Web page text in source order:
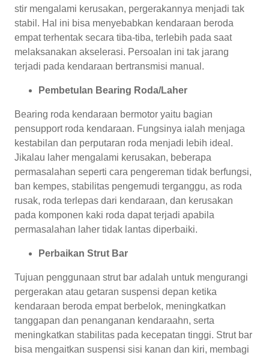
stir mengalami kerusakan, pergerakannya menjadi tak
stabil. Hal ini bisa menyebabkan kendaraan beroda
empat terhentak secara tiba-tiba, terlebih pada saat
melaksanakan akselerasi. Persoalan ini tak jarang
terjadi pada kendaraan bertransmisi manual.
Pembetulan Bearing Roda/Laher
Bearing roda kendaraan bermotor yaitu bagian
pensupport roda kendaraan. Fungsinya ialah menjaga
kestabilan dan perputaran roda menjadi lebih ideal.
Jikalau laher mengalami kerusakan, beberapa
permasalahan seperti cara pengereman tidak berfungsi,
ban kempes, stabilitas pengemudi terganggu, as roda
rusak, roda terlepas dari kendaraan, dan kerusakan
pada komponen kaki roda dapat terjadi apabila
permasalahan laher tidak lantas diperbaiki.
Perbaikan Strut Bar
Tujuan penggunaan strut bar adalah untuk mengurangi
pergerakan atau getaran suspensi depan ketika
kendaraan beroda empat berbelok, meningkatkan
tanggapan dan penanganan kendaraahn, serta
meningkatkan stabilitas pada kecepatan tinggi. Strut bar
bisa mengaitkan suspensi sisi kanan dan kiri, membagi